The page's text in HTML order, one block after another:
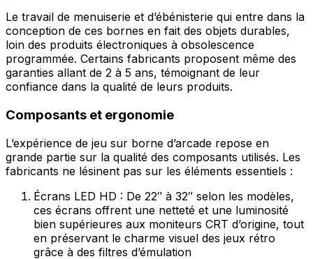
Le travail de menuiserie et d’ébénisterie qui entre dans la
conception de ces bornes en fait des objets durables,
loin des produits électroniques à obsolescence
programmée. Certains fabricants proposent même des
garanties allant de 2 à 5 ans, témoignant de leur
confiance dans la qualité de leurs produits.
Composants et ergonomie
L’expérience de jeu sur borne d’arcade repose en
grande partie sur la qualité des composants utilisés. Les
fabricants ne lésinent pas sur les éléments essentiels :
Écrans LED HD : De 22″ à 32″ selon les modèles,
ces écrans offrent une netteté et une luminosité
bien supérieures aux moniteurs CRT d’origine, tout
en préservant le charme visuel des jeux rétro
grâce à des filtres d’émulation